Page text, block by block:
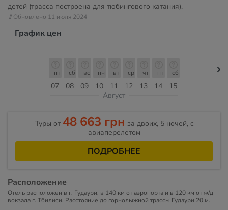
детей (трасса построена для тюбингового катания).
// Обновлено 11 июля 2024
График цен
07
пт
08
сб
09
вс
10
пн
11
вт
12
ср
13
чт
14
пт
15
сб
Август
Туры от 48 663 грн за двоих, 5 ночей, c
авиаперелетом
ПОДРОБНЕЕ
Расположение
Отель расположен в г. Гудаури, в 140 км от аэропорта и в 120 км от ж/д
вокзала г. Тбилиси. Расстояние до горнолыжной трассы Гудаури 20 м.